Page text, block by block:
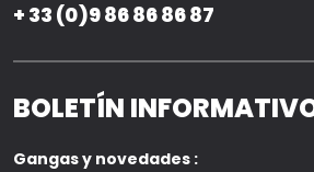
+ 33 (0)9 86 86 86 87
BOLETÍN
Gangas y novedades :